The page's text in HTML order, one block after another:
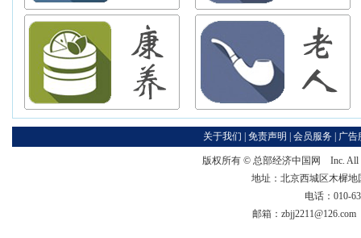
关于我们 免责声明 会员服务 广告
版权所有 © 总部经济中国网
Inc. All
地址：北京西城区木樨
电话：010-
邮箱：